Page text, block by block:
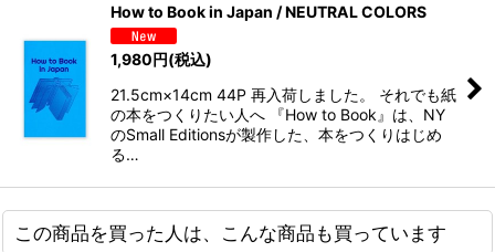
How to Book in Japan / NEUTRAL COLORS
1,980円(税込)
21.5cm×14cm 44P 再入荷しました。 それでも紙
の本をつくりたい人へ 『How to Book』は、NY
のSmall Editionsが製作した、本をつくりはじめ
る…
この商品を買った人は、こんな商品も買っています